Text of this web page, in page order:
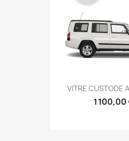
VITRE CUSTODE
1 100,00